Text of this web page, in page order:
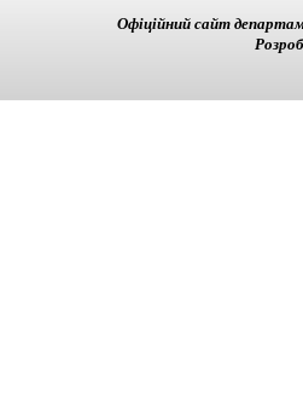
Офіційний сайт